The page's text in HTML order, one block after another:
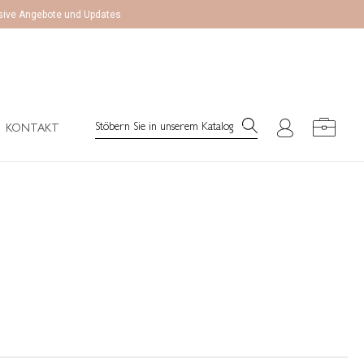
Angebote und Updates
KONTAKT Search:
Search: